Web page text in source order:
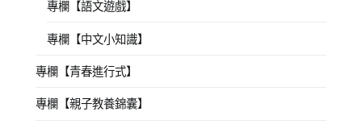
專欄【語文遊戲】
專欄【中文小知識】
專欄【青春進行式】
專欄【親子教養錦囊】